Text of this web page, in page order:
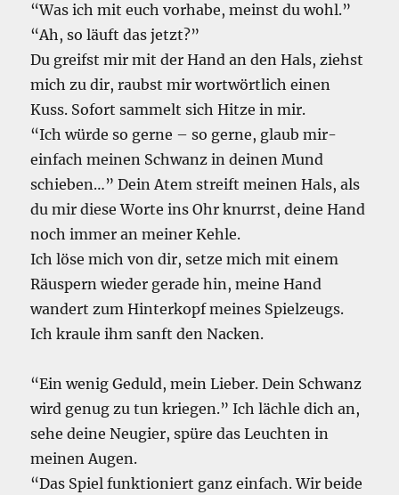
“Was ich mit euch vorhabe, meinst du wohl.”
“Ah, so läuft das jetzt?”
Du greifst mir mit der Hand an den Hals, ziehst
mich zu dir, raubst mir wortwörtlich einen
Kuss. Sofort sammelt sich Hitze in mir.
“Ich würde so gerne – so gerne, glaub mir-
einfach meinen Schwanz in deinen Mund
schieben…” Dein Atem streift meinen Hals, als
du mir diese Worte ins Ohr knurrst, deine Hand
noch immer an meiner Kehle.
Ich löse mich von dir, setze mich mit einem
Räuspern wieder gerade hin, meine Hand
wandert zum Hinterkopf meines Spielzeugs.
Ich kraule ihm sanft den Nacken.
“Ein wenig Geduld, mein Lieber. Dein Schwanz
wird genug zu tun kriegen.” Ich lächle dich an,
sehe deine Neugier, spüre das Leuchten in
meinen Augen.
“Das Spiel funktioniert ganz einfach. Wir beide